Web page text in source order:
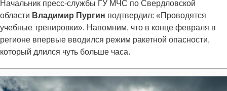
Начальник пресс-службы ГУ МЧС по Свердловской
области Владимир Пургин подтвердил: «Проводятся
учебные тренировки». Напомним, что в конце февраля в
регионе впервые вводился режим ракетной опасности,
который длился чуть больше часа.